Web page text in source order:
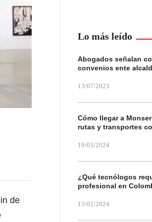
de
Lo más leído
Abogados señalan
convenios ente
13/07/2023
Cómo llegar a
rutas y transportes
19/03/2024
¿Qué tecnólogos
profesional en
13/02/2024